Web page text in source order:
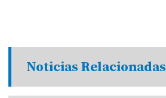
Noticias Relacionadas